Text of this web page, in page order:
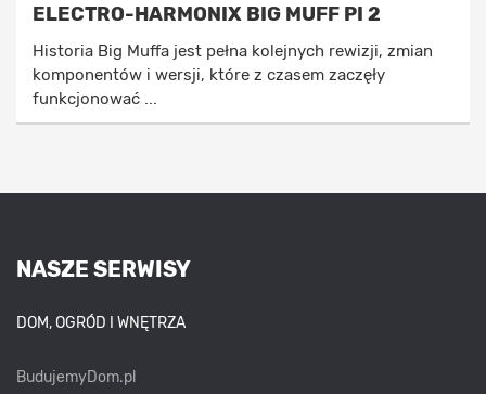
ELECTRO-HARMONIX BIG MUFF PI 2
Historia Big Muffa jest pełna kolejnych rewizji, zmian
komponentów i wersji, które z czasem zaczęły
funkcjonować ...
NASZE SERWISY
DOM, OGRÓD I WNĘTRZA
BudujemyDom.pl